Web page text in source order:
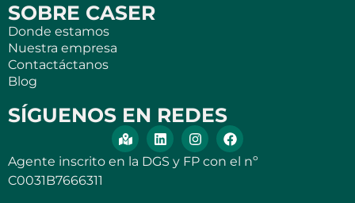
SOBRE CASER
Donde estamos
Nuestra empresa
Contactáctanos
Blog
SÍGUENOS EN REDES
Agente inscrito en la DGS y FP con el nº
C0031B7666311